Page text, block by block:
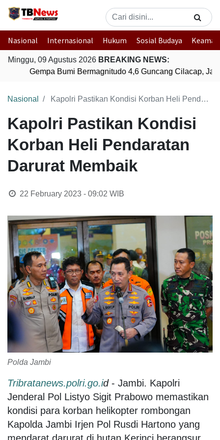
Nasional Internasional Hukum Sosial Budaya
Minggu, 09 Agustus 2026 BREAKING NEWS:
Gempa Bumi Bermagnitudo 4,6 Guncang Cilacap,
Nasional Kapolri Pastikan Kondisi Korban Heli Pendaratan Darurat Membaik
Kapolri Pastikan Kondisi
Korban Heli Pendaratan
Darurat Membaik
22 February 2023 - 09:02 WIB
Polda Jambi
Tribratanews.polri.go.id- Jambi. Kapolri
Jenderal Pol Listyo Sigit Prabowo memastikan
kondisi para korban helikopter rombongan
Kapolda Jambi Irjen Pol Rusdi Hartono yang
mendarat darurat di hutan Kerinci berangsur